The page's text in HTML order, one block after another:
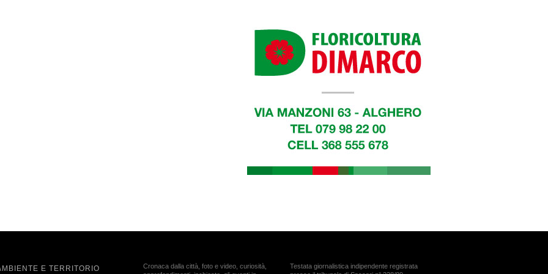
E TERRITORIO
Cronaca dalla città, foto e video, curiosità,
Testata giornalistica indipendente registrata